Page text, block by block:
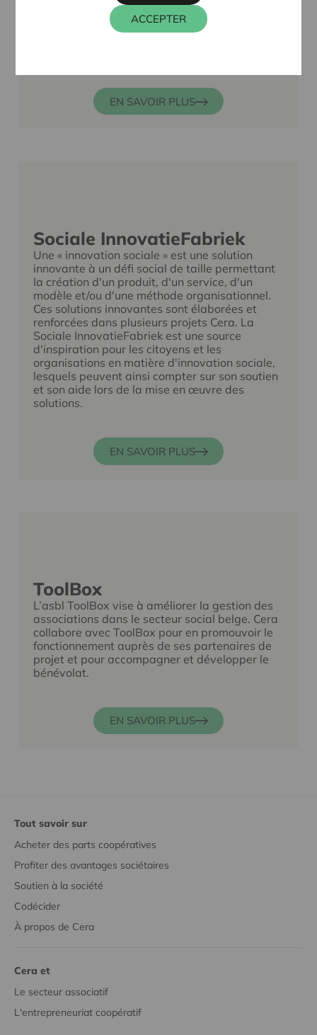
EN SAVOIR PLUS
Sociale InnovatieFabriek
Une « innovation sociale » est une solution
innovante à un défi social de taille permettant
la création d'un produit, d'un service, d'un
modèle et/ou d'une méthode organisationnel.
Ces solutions innovantes sont élaborées et
renforcées dans plusieurs projets Cera. La
Sociale InnovatieFabriek est une source
d'inspiration pour les citoyens et les
organisations en matière d'innovation sociale,
lesquels peuvent ainsi compter sur son soutien
et son aide lors de la mise en œuvre des
solutions.
EN SAVOIR PLUS
ToolBox
L’asbl ToolBox vise à améliorer la gestion des
associations dans le secteur social belge. Cera
collabore avec ToolBox pour en promouvoir le
fonctionnement auprès de ses partenaires de
projet et pour accompagner et développer le
bénévolat.
EN SAVOIR PLUS
Tout savoir sur
Acheter des parts coopératives
Profiter des avantages sociétaires
Soutien à la société
Codécider
À propos de Cera
Cera et
Le secteur associatif
L'entrepreneuriat coopératif
ACCEPTER